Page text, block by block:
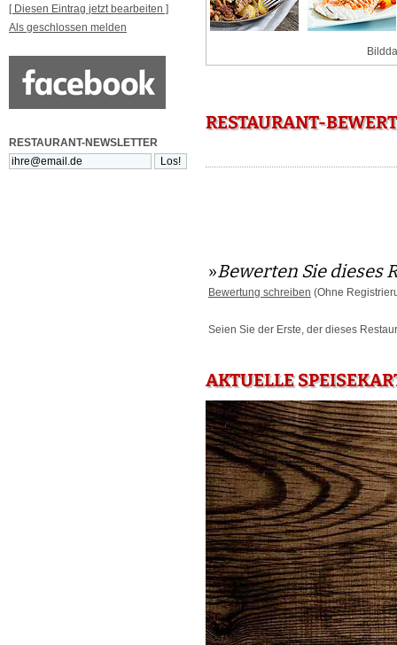
[ Diesen Eintrag jetzt bearbeiten ]
Als geschlossen melden
RESTAURANT-NEWSLETTER
RESTAURANT-
»Bewerten Sie dieses
Bewertung schreiben (Ohne
Seien Sie der Erste, der dieses
AKTUELLE